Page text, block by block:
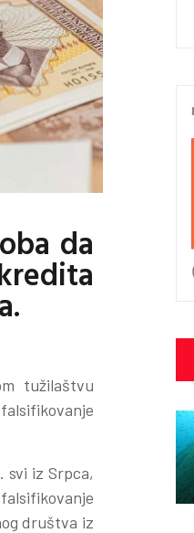
da
tužilaštvu
svi iz Srpca,
društva iz